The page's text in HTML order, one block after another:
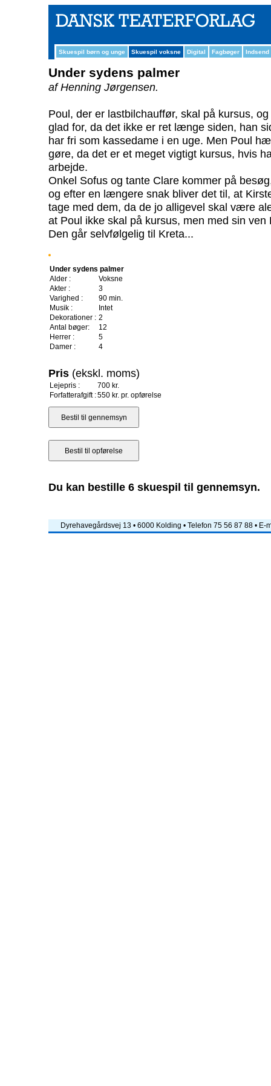
Skuespil børn og unge Skuespil voksne Digital Fagbøger Indsend
Under sydens palmer
af Henning Jørgensen.
Poul, der er lastbilchauffør, skal på kursus,
glad for, da det ikke er ret længe siden, han
har fri som kassedame i en uge. Men Poul
gøre, da det er et meget vigtigt kursus, hvis
arbejde.
Onkel Sofus og tante Clare kommer på
og efter en længere snak bliver det til, at
tage med dem, da de jo alligevel skal være
at Poul ikke skal på kursus, men med sin ven
Den går selvfølgelig til Kreta...
Under sydens palmer
Alder :
Voksne
Akter :
3
Varighed :
90 min.
Musik :
Intet
Dekorationer : 2
Antal bøger:
12
Herrer :
5
Damer :
4
Pris (ekskl. moms)
Lejepris :
700 kr.
Forfatterafgift :550 kr. pr. opførelse
Du kan bestille 6 skuespil til gennemsyn.
Dyrehavegårdsvej 13 • 6000 Kolding • Telefon 75 56 87 88 • E-